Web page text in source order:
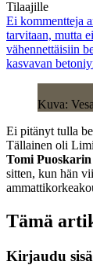
Tilaajille
Ei kommentteja
tarvitaan, mutta
vähennettäisiin
kasvavan
Kuva:
Ei pitänyt tulla
Tällainen oli
Tomi Puoskarin
sitten, kun hän
Tämä
Kirjaudu